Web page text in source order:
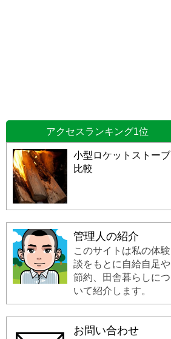
アクセスランキング1位
小型ロケットストーブ
比較
管理人の紹介
このサイトは私の体験
談をもとに自給自足や
節約、田舎暮らしにつ
いて紹介します。
お問い合わせ